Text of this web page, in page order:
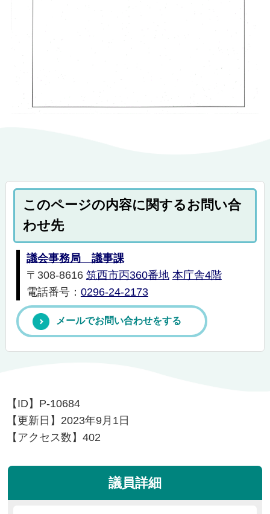
このページの内容に関するお問い合
わせ先
議会事務局 議事課
〒308-8616 筑西市丙360番地 本庁舎4階
電話番号： 0296-24-2173
メールでお問い合わせをする
【ID】 P-10684
【更新日】 2023年9月1日
【アクセス数】402
議員詳細